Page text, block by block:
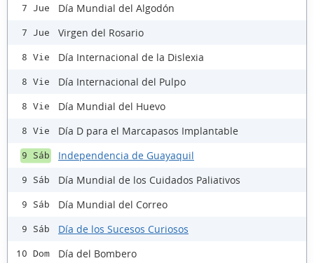
7 Jue Día Mundial del Algodón
7 Jue Virgen del Rosario
8 Vie Día Internacional de la Dislexia
8 Vie Día Internacional del Pulpo
8 Vie Día Mundial del Huevo
8 Vie Día D para el Marcapasos Implantable
9 Sáb Independencia de Guayaquil
9 Sáb Día Mundial de los Cuidados Paliativos
9 Sáb Día Mundial del Correo
9 Sáb Día de los Sucesos Curiosos
10 Dom Día del Bombero